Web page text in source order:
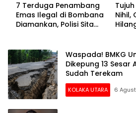
7 Terduga Penambang
Emas Ilegal di Bombana
Diamankan, Polisi Sita
Nihil,
Waspada! BMKG
Dikepung 13 Sesar
Sudah Terekam
KOLAKA UTARA 6